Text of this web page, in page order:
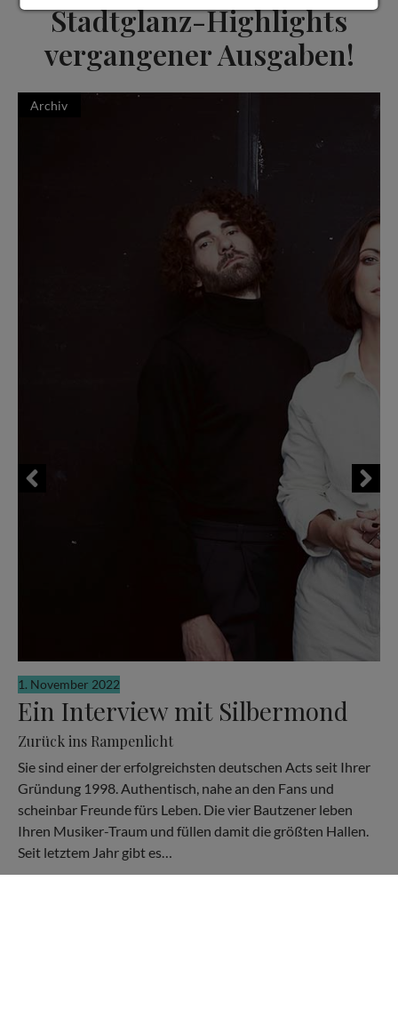
Stadtglanz-Highlights
vergangener Ausgaben!
Archiv
1. November 2022
Ein Interview mit Silbermond
Zurück ins Rampenlicht
Sie sind einer der erfolgreichsten deutschen Acts seit Ihrer
Gründung 1998. Authentisch, nahe an den Fans und
scheinbar Freunde fürs Leben. Die vier Bautzener leben
Ihren Musiker-Traum und füllen damit die größten Hallen.
Seit letztem Jahr gibt es…